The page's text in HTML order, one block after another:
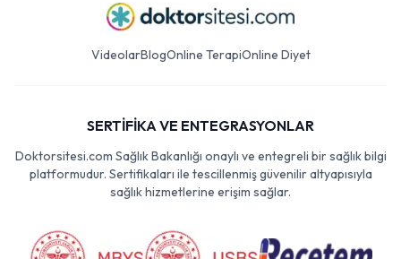
VideolarBlogOnline TerapiOnline Diyet
SERTİFİKA VE ENTEGRASYONLAR
Doktorsitesi.com Sağlık Bakanlığı onaylı ve entegreli bir sağlık bilgi
platformudur. Sertifikaları ile tescillenmiş güvenilir altyapısıyla
sağlık hizmetlerine erişim sağlar.